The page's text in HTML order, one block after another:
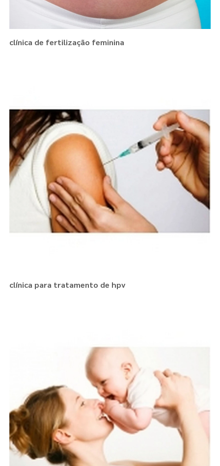
clínica de fertilização feminina
clínica para tratamento de hpv